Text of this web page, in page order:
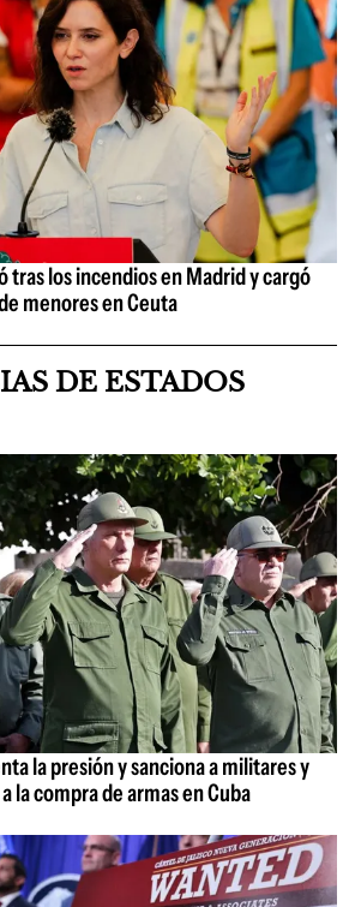
tras los incendios en Madrid y cargó
menores en Ceuta
DE ESTADOS
la presión y sanciona a militares y
la compra de armas en Cuba